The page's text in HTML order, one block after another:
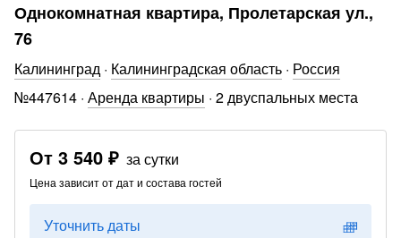
Однокомнатная квартира, Пролетарская ул.,
76
Калининград · Калининградская область · Россия
№447614 · Аренда квартиры · 2 двуспальных места
От 3 540 ₽ за сутки
Цена зависит от дат и состава гостей
Уточнить даты